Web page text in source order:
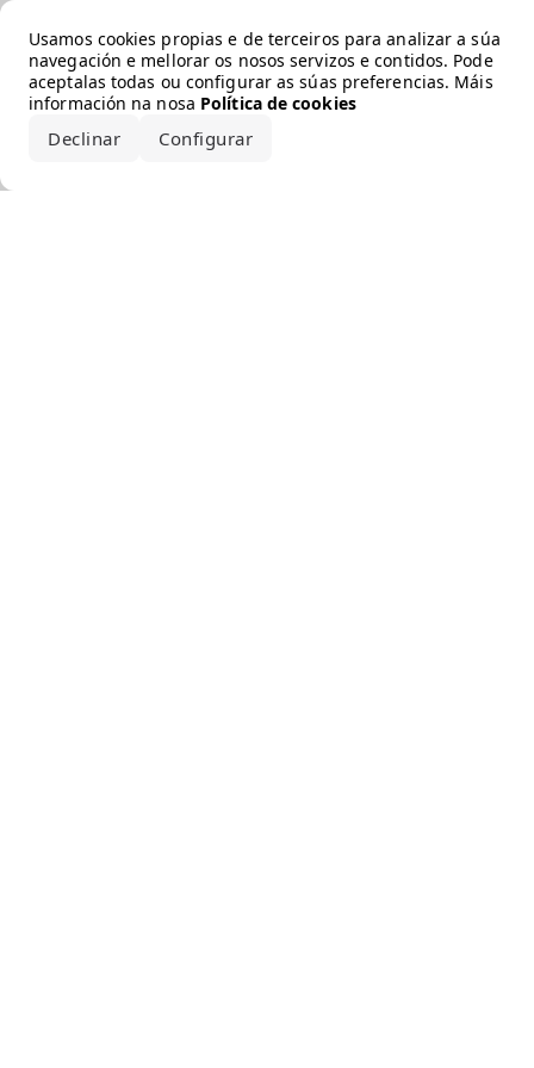
Usamos cookies propias e de terceiros para analizar a súa
navegación e mellorar os nosos servizos e contidos. Pode
aceptalas todas ou configurar as súas preferencias. Máis
información na nosa Política de cookies
Declinar Configurar
Error loading the brand